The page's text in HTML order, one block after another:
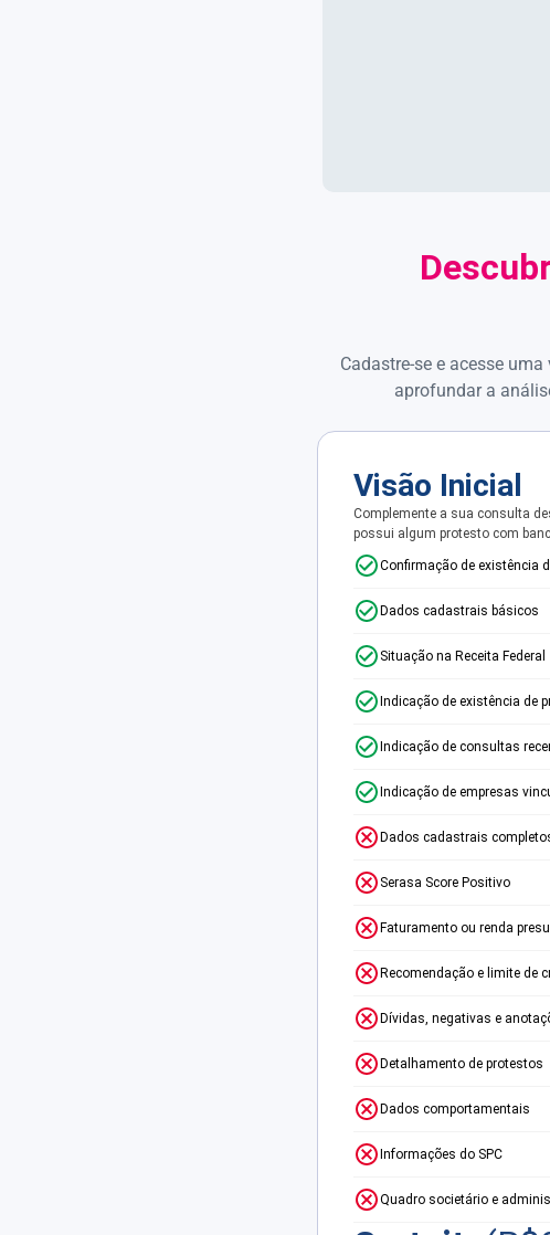
Cadastre-se e acesse
aprofundar a
Visão Inicial
Complemente a sua consulta
possui algum protesto com
Confirmação de existência
Dados cadastrais básicos
Situação na Receita Federal
Indicação de existência de
Indicação de consultas
Indicação de empresas
Dados cadastrais
Serasa Score Positivo
Faturamento ou renda
Recomendação e limite de
Dívidas, negativas e
Detalhamento de protestos
Dados comportamentais
Informações do SPC
Quadro societário e